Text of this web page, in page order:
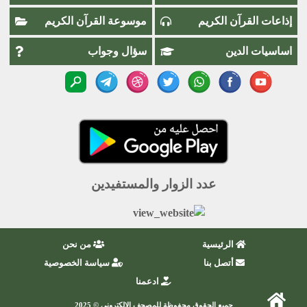
إذاعات القرآن الكريم موسوعة القرآن الكريم
اساسيات الدين سؤال وجواب
عدد الزوار والمستفيدين
الرئيسية
من نحن
أتصل بنا
سياسة الخصوصية
ادعمنا
جميع الحقوق محفوظة للمصحف الإلكتروني © 2025